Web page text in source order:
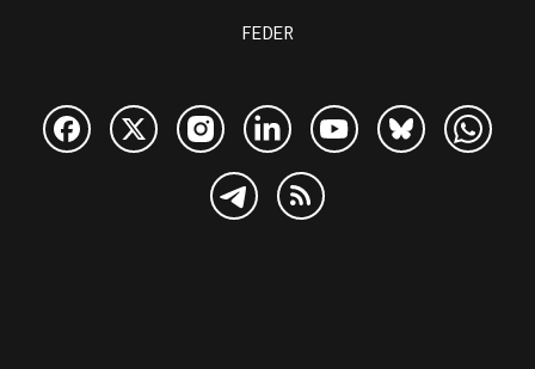
FEDER